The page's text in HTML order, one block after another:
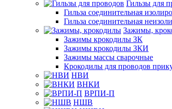
Гильзы для
Гильза соединительная
Гильза соединительная
Зажимы,
Зажимы крокодилы ЗК
Зажимы крокодилы ЗКИ
Зажимы массы сварочные
Крокодилы для проводов
НВИ
ВНКИ
ВРПИ-П
НШВ